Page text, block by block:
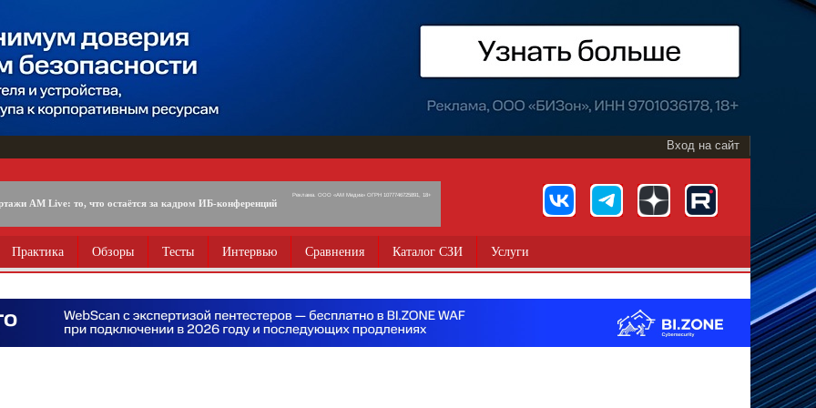
Вход на сайт
AM Live: то, что остаётся за кадром ИБ-конференций
Реклама. ООО «АМ Медиа» ОГРН 1077746725891, 18+
Практика Обзоры Тесты Интервью Сравнения Каталог СЗИ Услуги